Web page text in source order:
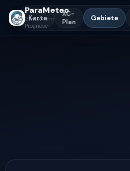
ParaMeteo
Gleitschirm-
Prognose
Karte
XC-
Plan
Gebiete